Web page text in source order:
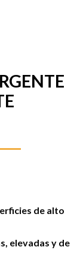
de alto
elevadas y de